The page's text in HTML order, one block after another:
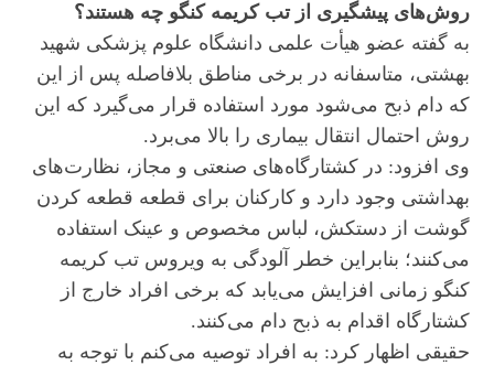
روش‌های پیشگیری از تب کریمه کنگو چه هستند؟
به گفته عضو هیأت‌ علمی دانشگاه علوم پزشکی شهید
بهشتی، متاسفانه در برخی مناطق بلافاصله پس از این
که دام ذبح می‌شود مورد استفاده قرار می‌گیرد که این
روش احتمال انتقال بیماری را بالا می‌برد.
وی افزود: در کشتارگاه‌های صنعتی و مجاز، نظارت‌های
بهداشتی وجود دارد و کارکنان برای قطعه قطعه کردن
گوشت از دستکش، لباس مخصوص و عینک استفاده
می‌کنند؛ بنابراین خطر آلودگی به ویروس تب کریمه
کنگو زمانی افزایش می‌یابد که برخی افراد خارج از
کشتارگاه اقدام به ذبح دام می‌کنند.
حقیقی اظهار کرد: به افراد توصیه می‌کنم با توجه به